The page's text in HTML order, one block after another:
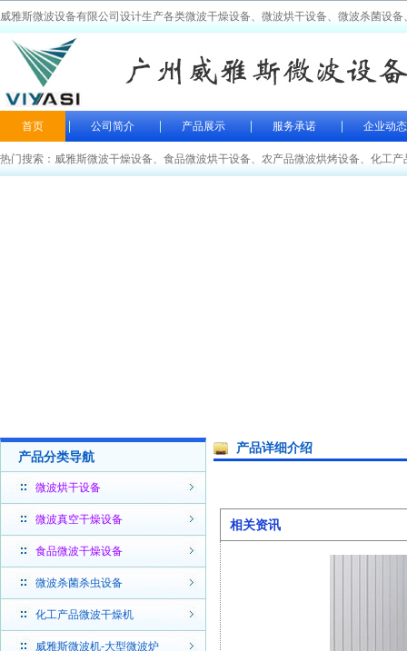
威雅斯微波设备有限公司设计生产各类微波干燥设备、微波烘干设备、微波杀菌设
首页 公司简介 产品展示 服务承诺 企业动态
热门搜索： 威雅斯微波干燥设备、 食品微波烘干设备、 农产品微波烘烤设备、 化工产
产品分类导航
微波烘干设备
微波真空干燥设备
食品微波干燥设备
微波杀菌杀虫设备
化工产品微波干燥机
威雅斯微波机-大型微波炉
产品详细介绍
相关资讯